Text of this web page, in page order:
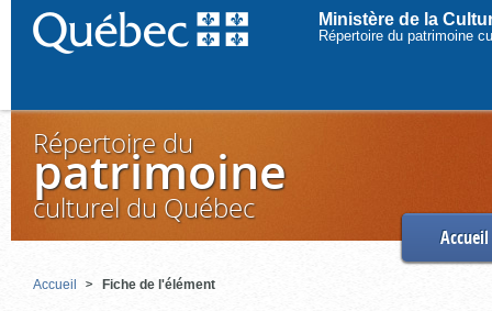
Ministère de la
Répertoire du patrimoine
Répertoire du
patrimoine
culturel du Québec
Accueil
Accueil Fiche de l'élément